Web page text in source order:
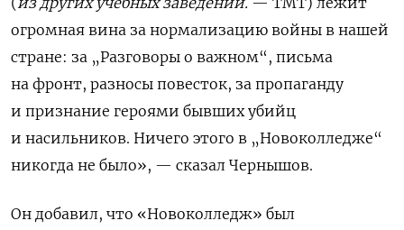
огромная вина за нормализацию войны в нашей
стране: за „Разговоры о важном“, письма
на фронт, разносы повесток, за пропаганду
и признание героями бывших убийц
и насильников. Ничего этого в „Новоколледже“
никогда не было», — сказал Чернышов.
Он добавил, что «Новоколледж» был